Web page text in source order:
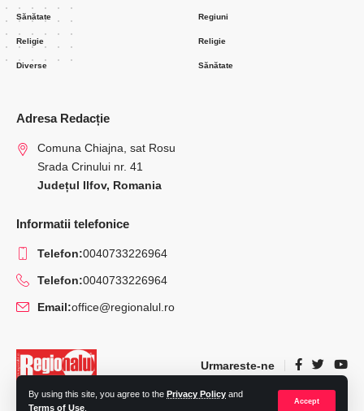
By using this site, you agree to the Privacy Policy and
Terms of Use
Accept
Sănătate
Religie
Diverse
Regiuni
Religie
Sănătate
Adresa Redacție
Comuna Chiajna, sat Rosu
Srada Crinului nr. 41
Județul Ilfov, Romania
Informatii telefonice
Telefon:0040733226964
Telefon:0040733226964
Email:office@regionalul.ro
Urmareste-ne